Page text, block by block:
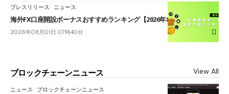
プレスリリース ニュース
海外FX口座開設ボーナスおすすめランキング【2026年8月最新】
2026年08月01日 07時40分
ブロックチェーンニュース View All
ニュース ブロックチェーンニュース